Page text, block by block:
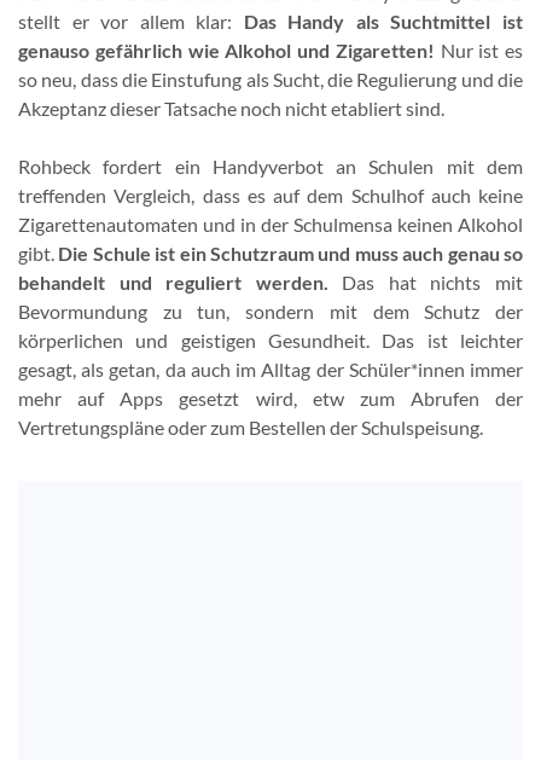
stellt er vor allem klar: Das Handy als Suchtmittel ist
genauso gefährlich wie Alkohol und Zigaretten! Nur ist es
so neu, dass die Einstufung als Sucht, die Regulierung und die
Akzeptanz dieser Tatsache noch nicht etabliert sind.
Rohbeck fordert ein Handyverbot an Schulen mit dem
treffenden Vergleich, dass es auf dem Schulhof auch keine
Zigarettenautomaten und in der Schulmensa keinen Alkohol
gibt. Die Schule ist ein Schutzraum und muss auch genau so
behandelt und reguliert werden. Das hat nichts mit
Bevormundung zu tun, sondern mit dem Schutz der
körperlichen und geistigen Gesundheit. Das ist leichter
gesagt, als getan, da auch im Alltag der Schüler*innen immer
mehr auf Apps gesetzt wird, etw zum Abrufen der
Vertretungspläne oder zum Bestellen der Schulspeisung.